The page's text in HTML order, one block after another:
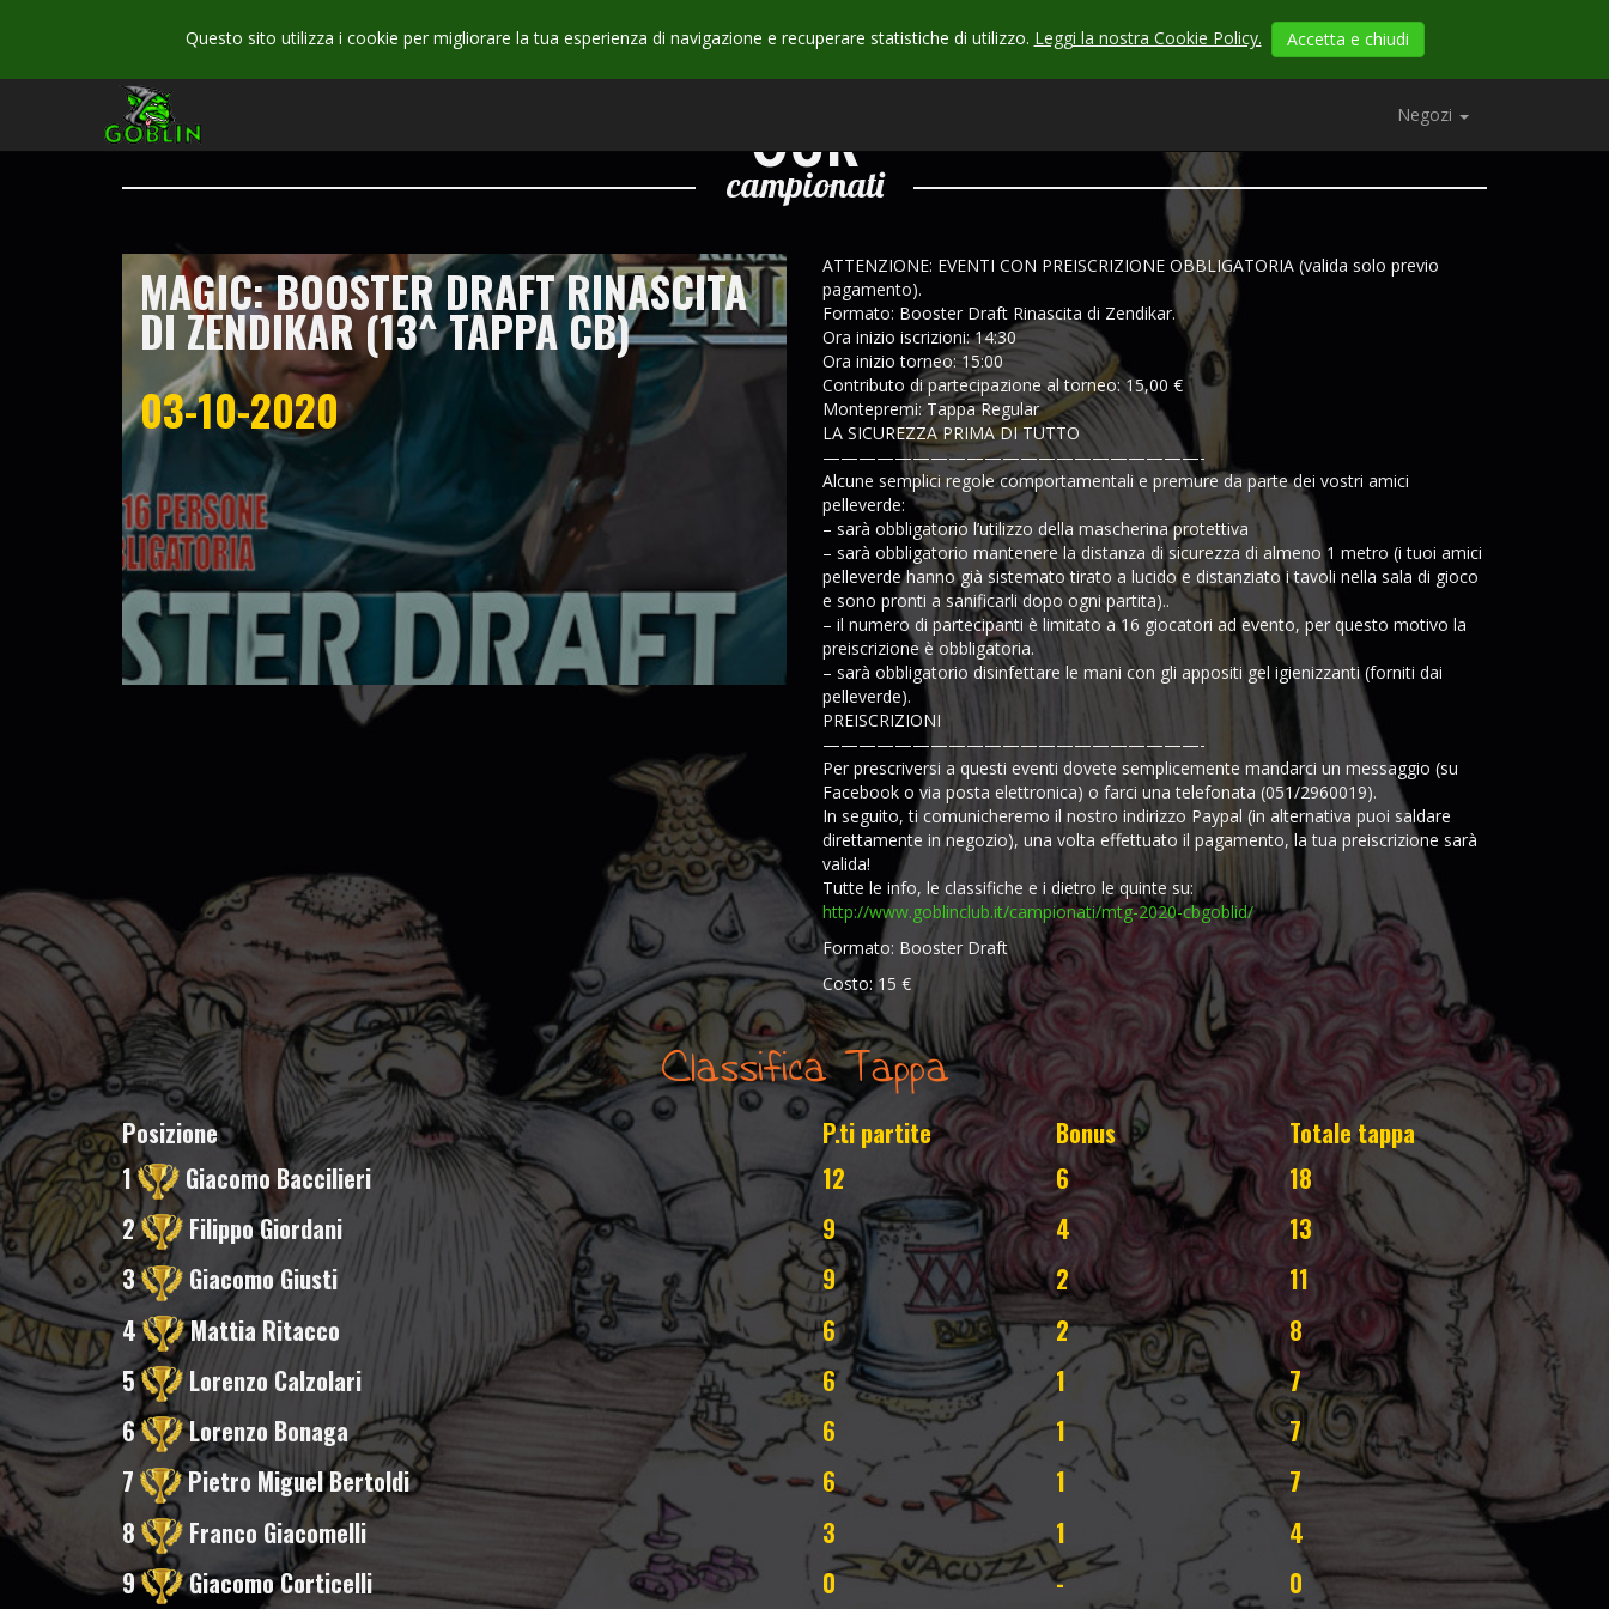
Questo sito utilizza i cookie per migliorare la tua esperienza di navigazione e recuperare statistiche di utilizzo. Leggi la nostra Cookie Policy. Accetta e chiudi
Negozi
OUR
campionati
MAGIC: BOOSTER DRAFT RINASCITA
DI ZENDIKAR (13^ TAPPA CB)
03-10-2020
ATTENZIONE: EVENTI CON PREISCRIZIONE OBBLIGATORIA (valida solo previo
pagamento).
Formato: Booster Draft Rinascita di Zendikar.
Ora inizio iscrizioni: 14:30
Ora inizio torneo: 15:00
Contributo di partecipazione al torneo: 15,00 €
Montepremi: Tappa Regular
LA SICUREZZA PRIMA DI TUTTO
—————————————————————-
Alcune semplici regole comportamentali e premure da parte dei vostri amici
pelleverde:
– sarà obbligatorio l’utilizzo della mascherina protettiva
– sarà obbligatorio mantenere la distanza di sicurezza di almeno 1 metro (i tuoi amici
pelleverde hanno già sistemato tirato a lucido e distanziato i tavoli nella sala di gioco
e sono pronti a sanificarli dopo ogni partita)..
– il numero di partecipanti è limitato a 16 giocatori ad evento, per questo motivo la
preiscrizione è obbligatoria.
– sarà obbligatorio disinfettare le mani con gli appositi gel igienizzanti (forniti dai
pelleverde).
PREISCRIZIONI
—————————————————————-
Per prescriversi a questi eventi dovete semplicemente mandarci un messaggio (su
Facebook o via posta elettronica) o farci una telefonata (051/2960019).
In seguito, ti comunicheremo il nostro indirizzo Paypal (in alternativa puoi saldare
direttamente in negozio), una volta effettuato il pagamento, la tua preiscrizione sarà
valida!
Tutte le info, le classifiche e i dietro le quinte su:
http://www.goblinclub.it/campionati/mtg-2020-cbgoblid/
Formato: Booster Draft
Costo: 15 €
Classifica Tappa
Posizione P.ti partite Bonus
Totale tappa
1
Giacomo Baccilieri 12 6
18
2
Filippo Giordani 9 4
13
3
Giacomo Giusti 9 2
11
4
Mattia Ritacco 6 2
8
5
Lorenzo Calzolari 6 1
7
6
Lorenzo Bonaga 6 1
7
7
Pietro Miguel Bertoldi 6 1
7
8
Franco Giacomelli 3 1
4
9
Giacomo Corticelli 0 - 0